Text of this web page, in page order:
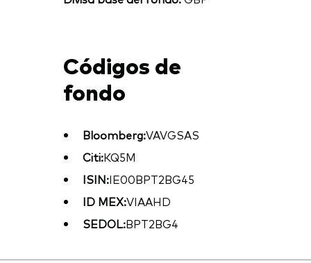
Códigos de
fondo
Bloomberg:VAVGSAS
Citi:KQ5M
ISIN:IE00BPT2BG45
ID MEX:VIAAHD
SEDOL:BPT2BG4